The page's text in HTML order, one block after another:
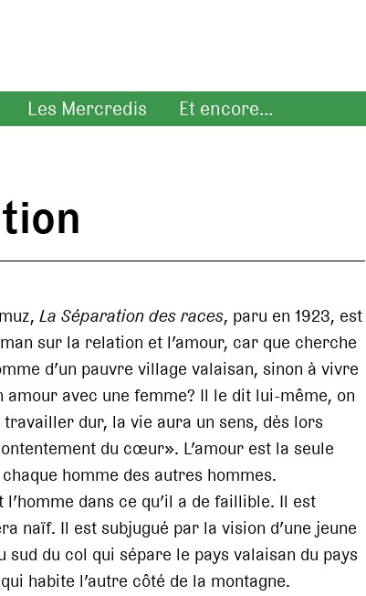
Les Mercredis Et encore...
La Séparation des races, paru en 1923, est
sur la relation et l’amour, car que cherche
d’un pauvre village valaisan, sinon à vivre
amour avec une femme? Il le dit lui-même, on
dur, la vie aura un sens, dès lors
du cœur». L’amour est la seule
homme des autres hommes.
dans ce qu’il a de faillible. Il est
naïf. Il est subjugué par la vision d’une jeune
du col qui sépare le pays valaisan du pays
habite l’autre côté de la montagne.